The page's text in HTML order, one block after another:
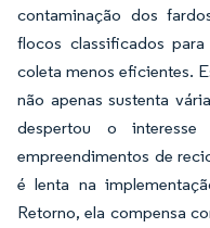
contaminação dos
flocos classificados
coleta menos eficientes.
não apenas sustenta
despertou o
empreendimentos de
é lenta na
Retorno, ela compensa